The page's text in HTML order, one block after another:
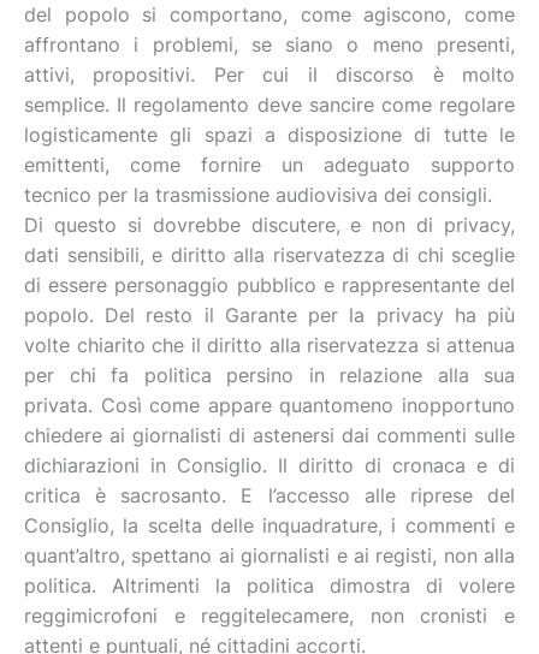
del popolo si comportano, come agiscono, come
affrontano i problemi, se siano o meno presenti,
attivi, propositivi. Per cui il discorso è molto
semplice. Il regolamento deve sancire come regolare
logisticamente gli spazi a disposizione di tutte le
emittenti, come fornire un adeguato supporto
tecnico per la trasmissione audiovisiva dei consigli.
Di questo si dovrebbe discutere, e non di privacy,
dati sensibili, e diritto alla riservatezza di chi sceglie
di essere personaggio pubblico e rappresentante del
popolo. Del resto il Garante per la privacy ha più
volte chiarito che il diritto alla riservatezza si attenua
per chi fa politica persino in relazione alla sua
privata. Così come appare quantomeno inopportuno
chiedere ai giornalisti di astenersi dai commenti sulle
dichiarazioni in Consiglio. Il diritto di cronaca e di
critica è sacrosanto. E l’accesso alle riprese del
Consiglio, la scelta delle inquadrature, i commenti e
quant’altro, spettano ai giornalisti e ai registi, non alla
politica. Altrimenti la politica dimostra di volere
reggimicrofoni e reggitelecamere, non cronisti e
attenti e puntuali, né cittadini accorti.